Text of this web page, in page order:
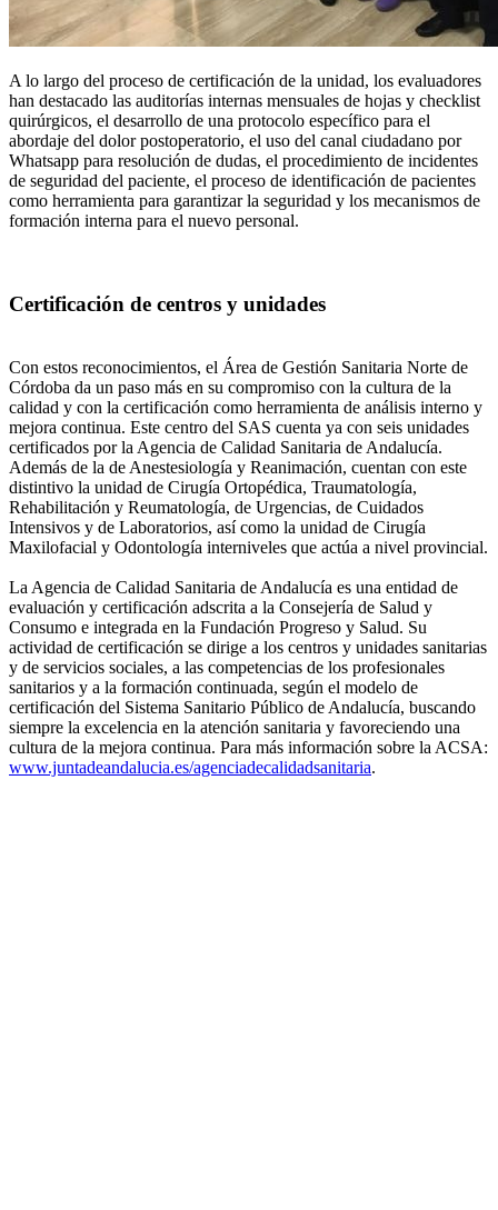
A lo largo del proceso de certificación de la unidad, los evaluadores
han destacado las auditorías internas mensuales de hojas y checklist
quirúrgicos, el desarrollo de una protocolo específico para el
abordaje del dolor postoperatorio, el uso del canal ciudadano por
Whatsapp para resolución de dudas, el procedimiento de incidentes
de seguridad del paciente, el proceso de identificación de pacientes
como herramienta para garantizar la seguridad y los mecanismos de
formación interna para el nuevo personal.
Certificación de centros y unidades
Con estos reconocimientos, el Área de Gestión Sanitaria Norte de
Córdoba da un paso más en su compromiso con la cultura de la
calidad y con la certificación como herramienta de análisis interno y
mejora continua. Este centro del SAS cuenta ya con seis unidades
certificados por la Agencia de Calidad Sanitaria de Andalucía.
Además de la de Anestesiología y Reanimación, cuentan con este
distintivo la unidad de Cirugía Ortopédica, Traumatología,
Rehabilitación y Reumatología, de Urgencias, de Cuidados
Intensivos y de Laboratorios, así como la unidad de Cirugía
Maxilofacial y Odontología interniveles que actúa a nivel provincial.
La Agencia de Calidad Sanitaria de Andalucía es una entidad de
evaluación y certificación adscrita a la Consejería de Salud y
Consumo e integrada en la Fundación Progreso y Salud. Su
actividad de certificación se dirige a los centros y unidades sanitarias
y de servicios sociales, a las competencias de los profesionales
sanitarios y a la formación continuada, según el modelo de
certificación del Sistema Sanitario Público de Andalucía, buscando
siempre la excelencia en la atención sanitaria y favoreciendo una
cultura de la mejora continua. Para más información sobre la ACSA:
www.juntadeandalucia.es/agenciadecalidadsanitaria.